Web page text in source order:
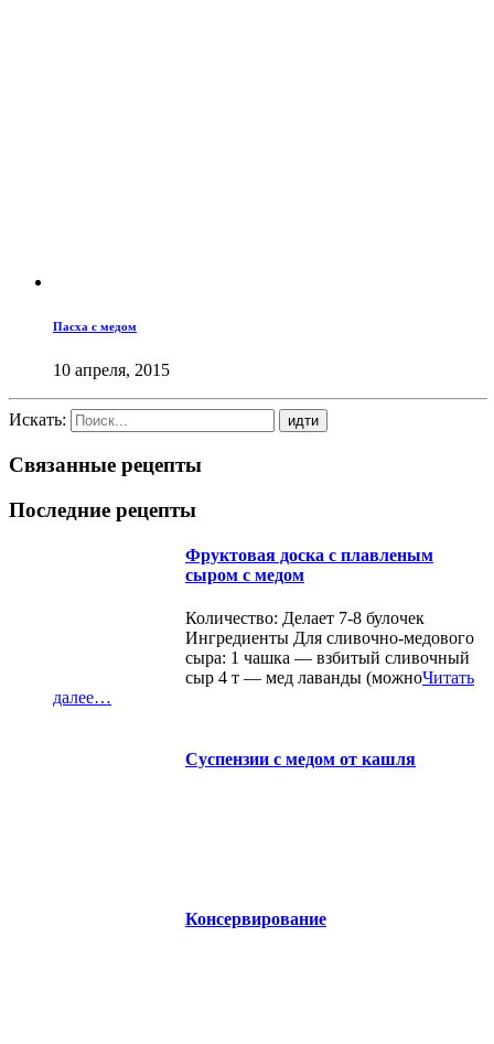
Пасха с медом
10 апреля, 2015
Искать:
Связанные рецепты
Последние рецепты
Фруктовая доска с плавленым
сыром с медом
Количество: Делает 7-8 булочек
Ингредиенты Для сливочно-медового
сыра: 1 чашка — взбитый сливочный
сыр 4 т — мед лаванды (можноЧитать
далее…
Суспензии с медом от кашля
Консервирование